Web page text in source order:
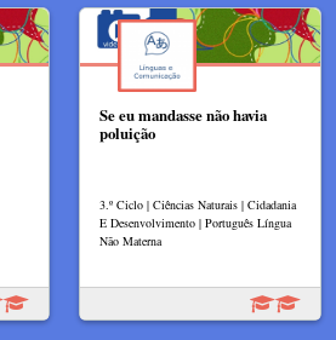
Se eu mandasse não havia
poluição
3.º Ciclo | Ciências Naturais | Cidadania
E Desenvolvimento | Português Língua
Não Materna